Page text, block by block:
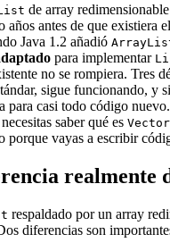
de array
años antes de que existiera
Java 1.2 añadió
para implementar
no se rompiera. Tres
sigue funcionando, y
para casi todo código
saber qué es Vector
porque vayas a escribir
realmente
respaldado por un array
diferencias son